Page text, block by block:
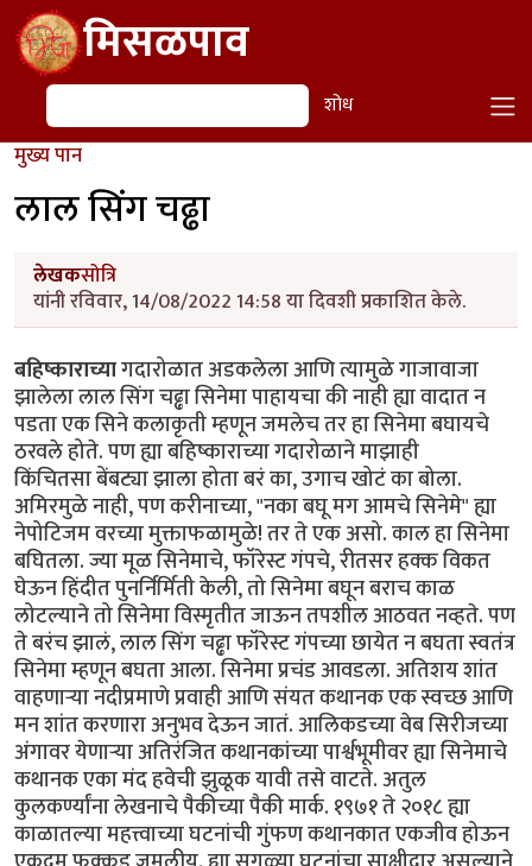
Skip to main contentमिसळपाव
शोध शोध
मुख्य पान
लाल सिंग चढ्ढा
लेखकसोत्रि
यांनी रविवार, 14/08/2022 14:58 या दिवशी प्रकाशित केले.
बहिष्काराच्यागदारोळात अडकलेला आणि त्यामुळे गाजावाजा
झालेला लाल सिंग चढ्ढा सिनेमा पाहायचा की नाही ह्या वादात न
पडता एक सिने कलाकृती म्हणून जमलेच तर हा सिनेमा बघायचे
ठरवले होते. पण ह्या बहिष्काराच्या गदारोळाने माझाही
किंचितसा बेंबट्या झाला होता बरं का, उगाच खोटं का बोला.
अमिरमुळे नाही, पण करीनाच्या, "नका बघू मग आमचे सिनेमे" ह्या
नेपोटिजम वरच्या मुक्ताफळामुळे! तर ते एक असो. काल हा सिनेमा
बघितला. ज्या मूळ सिनेमाचे, फॉरेस्ट गंपचे, रीतसर हक्क विकत
घेऊन हिंदीत पुनर्निर्मिती केली, तो सिनेमा बघून बराच काळ
लोटल्याने तो सिनेमा विस्मृतीत जाऊन तपशील आठवत नव्हते. पण
ते बरंच झालं, लाल सिंग चढ्ढा फॉरेस्ट गंपच्या छायेत न बघता स्वतंत्र
सिनेमा म्हणून बघता आला. सिनेमा प्रचंड आवडला. अतिशय शांत
वाहणाऱ्या नदीप्रमाणे प्रवाही आणि संयत कथानक एक स्वच्छ आणि
मन शांत करणारा अनुभव देऊन जातं. आलिकडच्या वेब सिरीजच्या
अंगावर येणाऱ्या अतिरंजित कथानकांच्या पार्श्वभूमीवर ह्या सिनेमाचे
कथानक एका मंद हवेची झुळूक यावी तसे वाटते. अतुल
कुलकर्ण्यांना लेखनाचे पैकीच्या पैकी मार्क. १९७१ ते २०१८ ह्या
काळातल्या महत्त्वाच्या घटनांची गुंफण कथानकात एकजीव होऊन